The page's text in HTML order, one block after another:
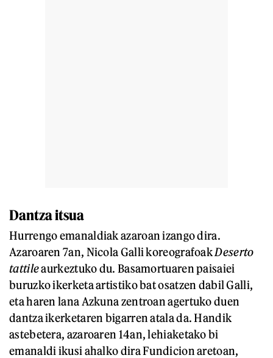
Dantza itsua
Hurrengo emanaldiak azaroan izango dira.
Azaroaren 7an, Nicola Galli koreografoakDeserto
tattileaurkeztuko du. Basamortuaren paisaiei
buruzko ikerketa artistiko bat osatzen dabil Galli,
eta haren lana Azkuna zentroan agertuko duen
dantza ikerketaren bigarren atala da. Handik
astebetera, azaroaren 14an, lehiaketako bi
emanaldi ikusi ahalko dira Fundicion aretoan,